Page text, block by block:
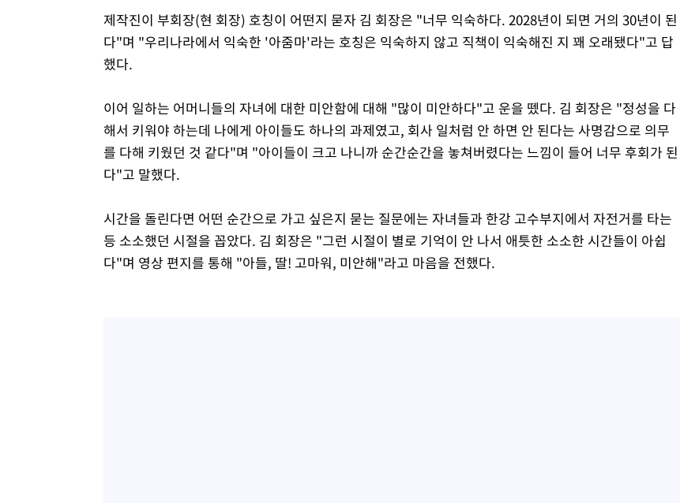
제작진이 부회장(현 회장) 호칭이 어떤지 묻자 김 회장은 "너무 익숙하다. 2028년이 되면 거의 30년이 된
다"며 "우리나라에서 익숙한 '아줌마'라는 호칭은 익숙하지 않고 직책이 익숙해진 지 꽤 오래됐다"고 답
했다.
이어 일하는 어머니들의 자녀에 대한 미안함에 대해 "많이 미안하다"고 운을 뗐다. 김 회장은 "정성을 다
해서 키워야 하는데 나에게 아이들도 하나의 과제였고, 회사 일처럼 안 하면 안 된다는 사명감으로 의무
를 다해 키웠던 것 같다"며 "아이들이 크고 나니까 순간순간을 놓쳐버렸다는 느낌이 들어 너무 후회가 된
다"고 말했다.
시간을 돌린다면 어떤 순간으로 가고 싶은지 묻는 질문에는 자녀들과 한강 고수부지에서 자전거를 타는
등 소소했던 시절을 꼽았다. 김 회장은 "그런 시절이 별로 기억이 안 나서 애틋한 소소한 시간들이 아쉽
다"며 영상 편지를 통해 "아들, 딸! 고마워, 미안해"라고 마음을 전했다.